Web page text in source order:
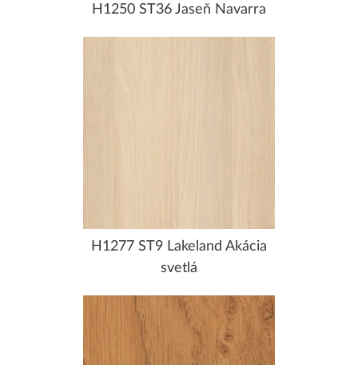
H1250 ST36 Jaseň Navarra
H1277 ST9 Lakeland Akácia
svetlá